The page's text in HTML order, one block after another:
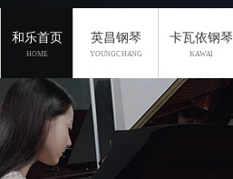
和乐首页
HOME
英昌钢琴
YOUNGCHANG
卡瓦依钢琴
KAWAI